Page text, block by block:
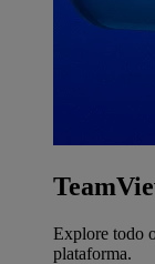
Explore todo
plataforma.